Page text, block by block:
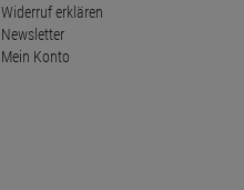
Widerruf erklären
Newsletter
Mein Konto